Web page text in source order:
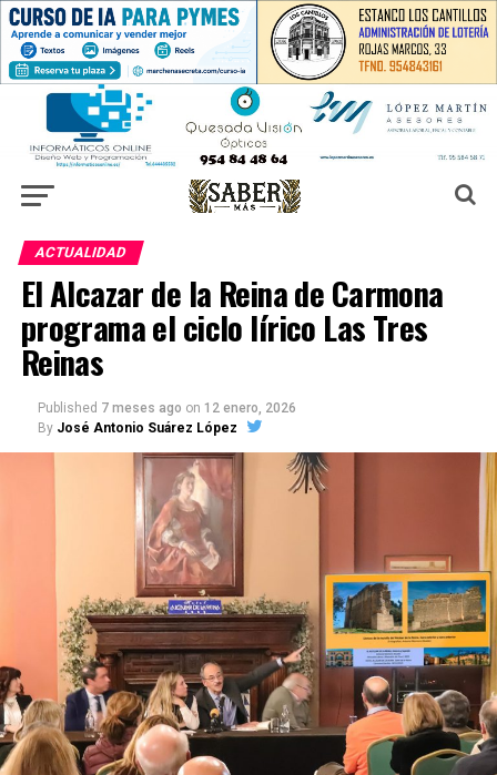
ACTUALIDAD
El Alcazar de la Reina de Carmona
programa el ciclo lírico Las Tres
Reinas
Published 7 meses ago on 12 enero, 2026
By José Antonio Suárez López